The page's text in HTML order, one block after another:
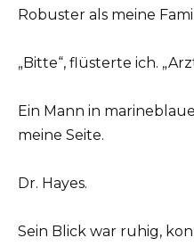
Robuster als meine
„Bitte“, flüsterte ich.
Ein Mann in
meine Seite.
Dr. Hayes.
Sein Blick war ruhig,